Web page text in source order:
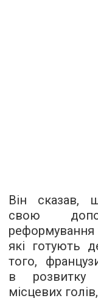
Він сказав,
свою
реформування
які готують
того,
в розвитку
місцевих